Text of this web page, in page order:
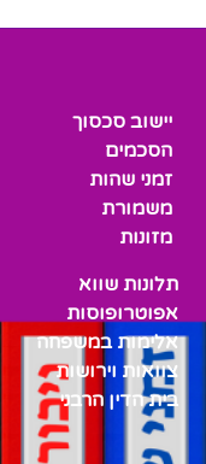
יישוב סכסוך
הסכמים
זמני שהות
משמורת
מזונות
תלונות שווא
אפוטרופוסות
אלימות במשפחה
צוואות וירושות
בית הדין הרבני